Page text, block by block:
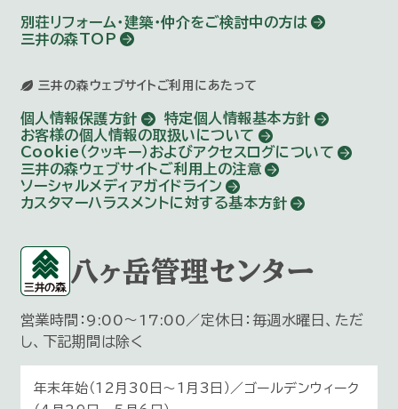
別荘リフォーム・建築・仲介をご検討中の方は
三井の森TOP
三井の森ウェブサイトご利用にあたって
個人情報保護方針
特定個人情報基本方針
お客様の個人情報の取扱いについて
Cookie（クッキー）およびアクセスログについて
三井の森ウェブサイトご利用上の注意
ソーシャルメディアガイドライン
カスタマーハラスメントに対する基本方針
八ヶ岳管理センター
営業時間：9:00～17:00／定休日：毎週水曜日、ただ
し、下記期間は除く
年末年始（12月30日〜1月3日）／ゴールデンウィーク